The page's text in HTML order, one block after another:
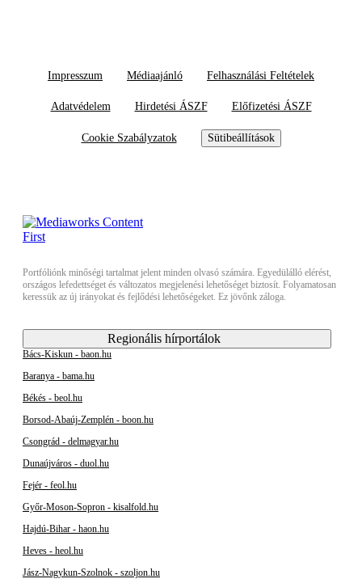
Impresszum Médiaajánló Felhasználási Feltételek
Adatvédelem Hirdetési ÁSZF Előfizetési ÁSZF
Cookie Szabályzatok Sütibeállítások
Portfóliónk minőségi tartalmat jelent minden olvasó számára. Egyedülálló elérést,
országos lefedettséget és változatos megjelenési lehetőséget biztosít. Folyamatosan
keressük az új irányokat és fejlődési lehetőségeket. Ez jövőnk záloga.
Regionális hírportálok
Bács-Kiskun - baon.hu
Baranya - bama.hu
Békés - beol.hu
Borsod-Abaúj-Zemplén - boon.hu
Csongrád - delmagyar.hu
Dunaújváros - duol.hu
Fejér - feol.hu
Győr-Moson-Sopron - kisalfold.hu
Hajdú-Bihar - haon.hu
Heves - heol.hu
Jász-Nagykun-Szolnok - szoljon.hu